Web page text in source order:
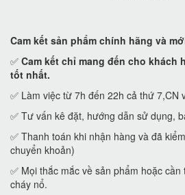
Cam kết sản phẩm chính hãng và
✅ Cam kết chỉ mang đến cho khách
tốt nhất.
✅ Làm việc từ 7h đến 22h cả thứ 7,CN
✅ Tư vấn kê đặt, hướng dẫn sử dụng,
✅ Thanh toán khi nhận hàng và đã
chuyển khoản)
✅ Mọi thắc mắc về sản phẩm hoặc
cháy nổ.